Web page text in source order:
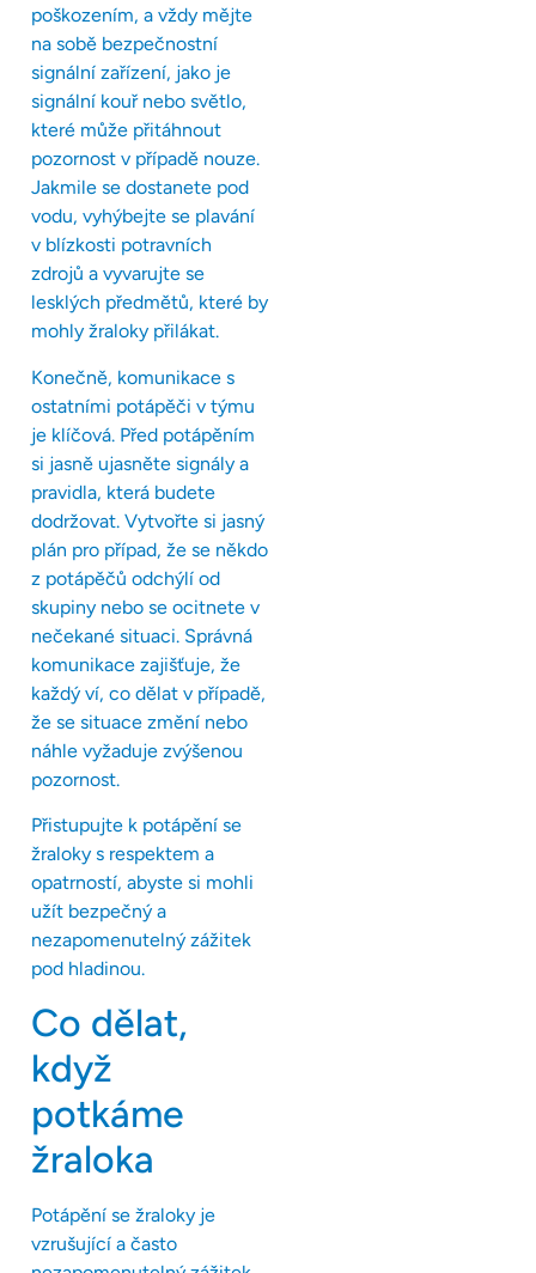
poškozením, a vždy mějte
na sobě bezpečnostní
signální zařízení, jako je
signální kouř nebo světlo,
které může přitáhnout
pozornost v případě nouze.
Jakmile se dostanete pod
vodu, vyhýbejte se plavání
v blízkosti potravních
zdrojů a vyvarujte se
lesklých předmětů, které by
mohly žraloky přilákat.
Konečně, komunikace s
ostatními potápěči v týmu
je klíčová. Před potápěním
si jasně ujasněte signály a
pravidla, která budete
dodržovat. Vytvořte si jasný
plán pro případ, že se někdo
z potápěčů odchýlí od
skupiny nebo se ocitnete v
nečekané situaci. Správná
komunikace zajišťuje, že
každý ví, co dělat v případě,
že se situace změní nebo
náhle vyžaduje zvýšenou
pozornost.
Přistupujte k potápění se
žraloky s respektem a
opatrností, abyste si mohli
užít bezpečný a
nezapomenutelný zážitek
pod hladinou.
Co dělat,
když
potkáme
žraloka
Potápění se žraloky je
vzrušující a často